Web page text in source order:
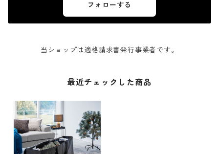
フォローする
当ショップは適格請求書発行事業者です。
最近チェックした商品